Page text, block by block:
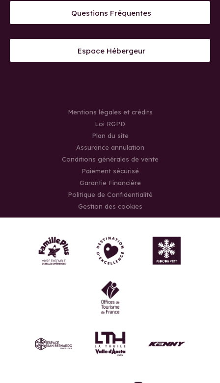
Questions Fréquentes
Espace Hébergeur
Mentions légales et crédits
Loi RGPD
Plan du site
Assurance annulation
Conditions générales de vente
Paiement sécurisé
Garantie Financière
Politique de Confidentialité
Gestion des cookies